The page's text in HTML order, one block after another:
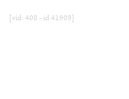
[vid: 408 - id 41909]